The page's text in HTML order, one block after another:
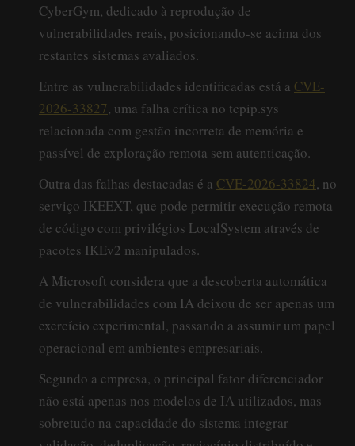
CyberGym, dedicado à reprodução de
vulnerabilidades reais, posicionando-se acima dos
restantes sistemas avaliados.
Entre as vulnerabilidades identificadas está a CVE-
2026-33827, uma falha crítica no tcpip.sys
relacionada com gestão incorreta de memória e
passível de exploração remota sem autenticação.
Outra das falhas destacadas é a CVE-2026-33824, no
serviço IKEEXT, que pode permitir execução remota
de código com privilégios LocalSystem através de
pacotes IKEv2 manipulados.
A Microsoft considera que a descoberta automática
de vulnerabilidades com IA deixou de ser apenas um
exercício experimental, passando a assumir um papel
operacional em ambientes empresariais.
Segundo a empresa, o principal fator diferenciador
não está apenas nos modelos de IA utilizados, mas
sobretudo na capacidade do sistema integrar